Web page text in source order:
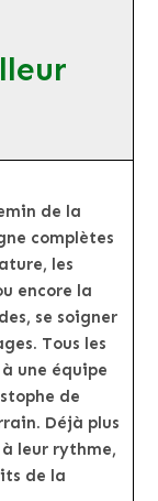
de la
complètes
les
encore la
se soigner
Tous les
une équipe
de
Déjà plus
leur rythme,
de la